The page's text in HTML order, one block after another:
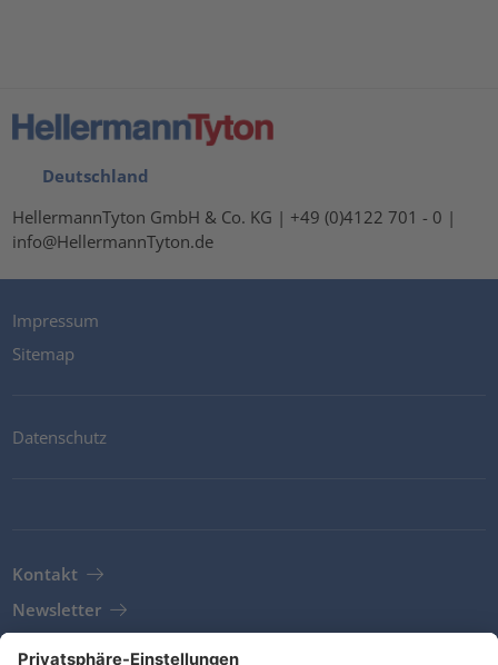
Deutschland
HellermannTyton GmbH & Co. KG | +49 (0)4122 701 - 0 |
info@HellermannTyton.de
Impressum
Sitemap
Datenschutz
Kontakt
Newsletter